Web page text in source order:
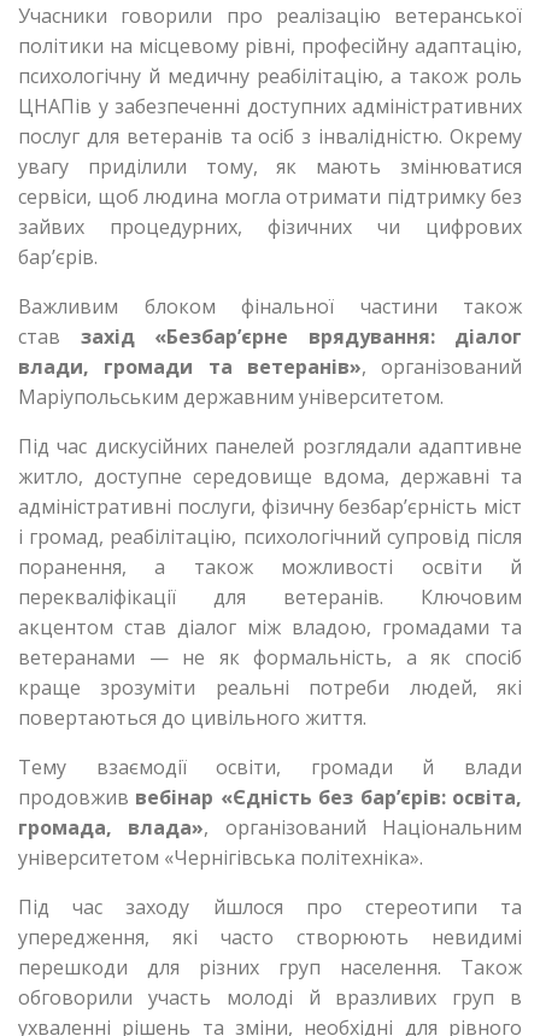
Учасники говорили про реалізацію ветеранської
політики на місцевому рівні, професійну адаптацію,
психологічну й медичну реабілітацію, а також роль
ЦНАПів у забезпеченні доступних адміністративних
послуг для ветеранів та осіб з інвалідністю. Окрему
увагу приділили тому, як мають змінюватися
сервіси, щоб людина могла отримати підтримку без
зайвих процедурних, фізичних чи цифрових
бар’єрів.
Важливим блоком фінальної частини також
став захід «Безбар’єрне врядування: діалог
влади, громади та ветеранів», організований
Маріупольським державним університетом.
Під час дискусійних панелей розглядали адаптивне
житло, доступне середовище вдома, державні та
адміністративні послуги, фізичну безбар’єрність міст
і громад, реабілітацію, психологічний супровід після
поранення, а також можливості освіти й
перекваліфікації для ветеранів. Ключовим
акцентом став діалог між владою, громадами та
ветеранами — не як формальність, а як спосіб
краще зрозуміти реальні потреби людей, які
повертаються до цивільного життя.
Тему взаємодії освіти, громади й влади
продовжив вебінар «Єдність без бар’єрів: освіта,
громада, влада», організований Національним
університетом «Чернігівська політехніка».
Під час заходу йшлося про стереотипи та
упередження, які часто створюють невидимі
перешкоди для різних груп населення. Також
обговорили участь молоді й вразливих груп в
ухваленні рішень та зміни, необхідні для рівного